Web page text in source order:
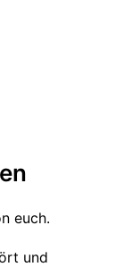
euch.
und